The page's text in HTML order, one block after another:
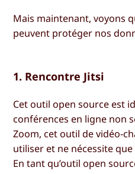
Mais maintenant, voyons
peuvent protéger nos
1. Rencontre Jitsi
Cet outil open source est
conférences en ligne non
Zoom, cet outil de vidéo-
utiliser et ne nécessite
En tant qu’outil open